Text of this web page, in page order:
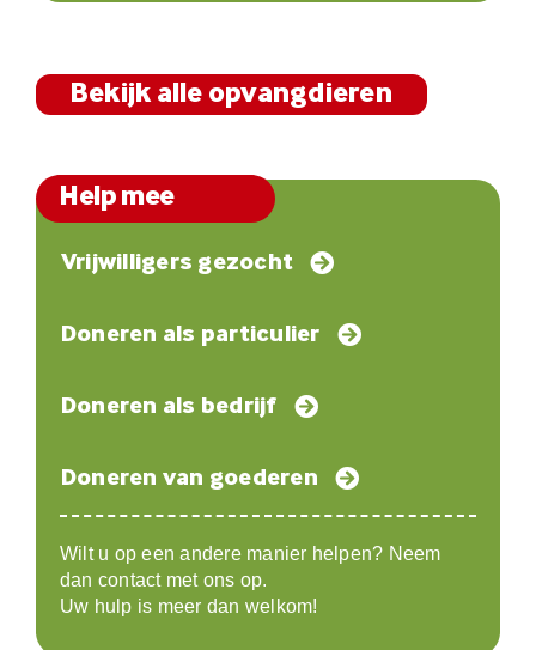
Bekijk alle opvangdieren
Help mee
Vrijwilligers gezocht
Doneren als particulier
Doneren als bedrijf
Doneren van goederen
Wilt u op een andere manier helpen? Neem
dan contact met ons op.
Uw hulp is meer dan welkom!